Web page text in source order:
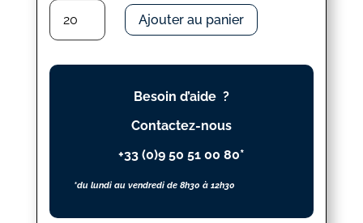
quantité
DE
QUOI
Ajouter au panier
Besoin d’aide ?
Contactez-nous
+33 (0)9 50 51 00 80*
*du lundi au vendredi de 8h30 à 12h30